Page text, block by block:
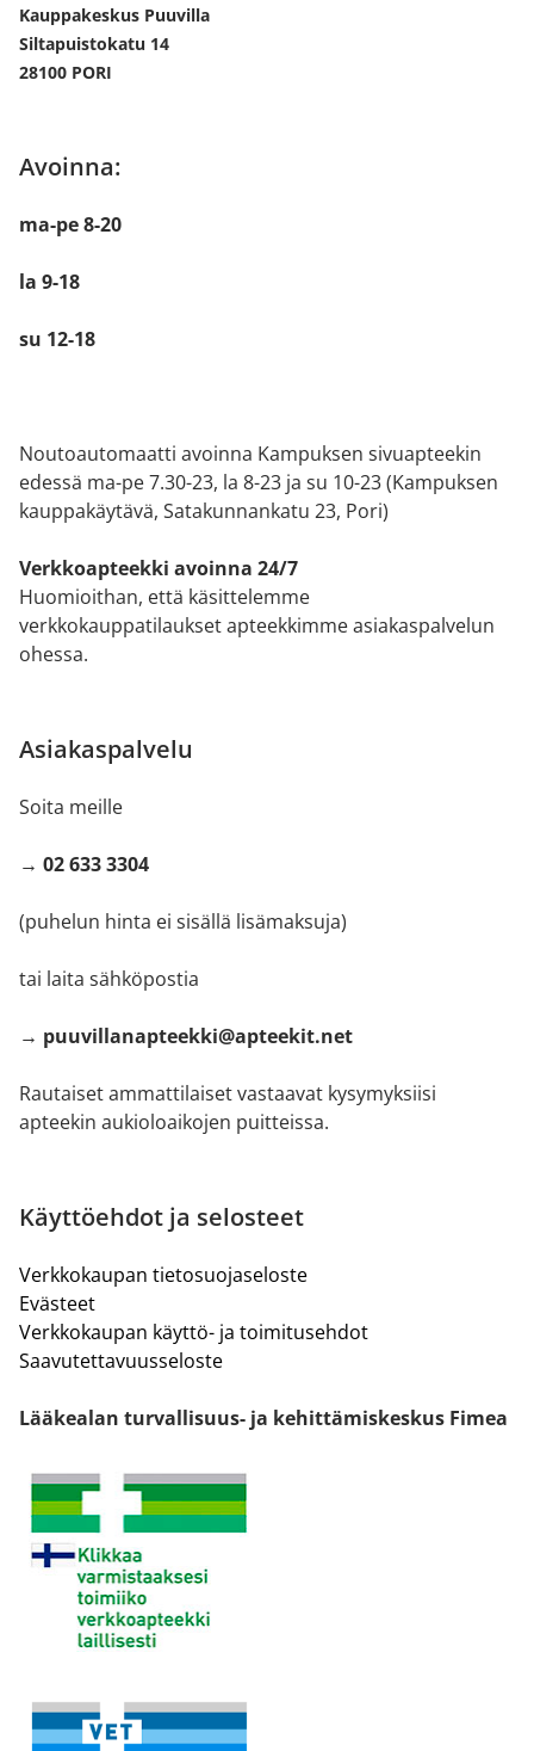
Kauppakeskus Puuvilla
Siltapuistokatu 14
28100 PORI
Avoinna:
ma-pe 8-20
la 9-18
su 12-18
Noutoautomaatti avoinna Kampuksen sivuapteekin
edessä ma-pe 7.30-23, la 8-23 ja su 10-23 (Kampuksen
kauppakäytävä, Satakunnankatu 23, Pori)
Verkkoapteekki avoinna 24/7
Huomioithan, että käsittelemme
verkkokauppatilaukset apteekkimme asiakaspalvelun
ohessa.
Asiakaspalvelu
Soita meille
→ 02 633 3304
(puhelun hinta ei sisällä lisämaksuja)
tai laita sähköpostia
→ puuvillanapteekki@apteekit.net
Rautaiset ammattilaiset vastaavat kysymyksiisi
apteekin aukioloaikojen puitteissa.
Käyttöehdot ja selosteet
Verkkokaupan tietosuojaseloste
Evästeet
Verkkokaupan käyttö- ja toimitusehdot
Saavutettavuusseloste
Lääkealan turvallisuus- ja kehittämiskeskus Fimea